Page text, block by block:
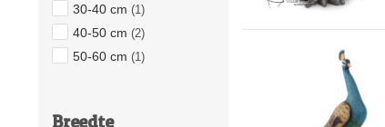
30-40 cm (1)
40-50 cm (2)
50-60 cm (1)
Breedte